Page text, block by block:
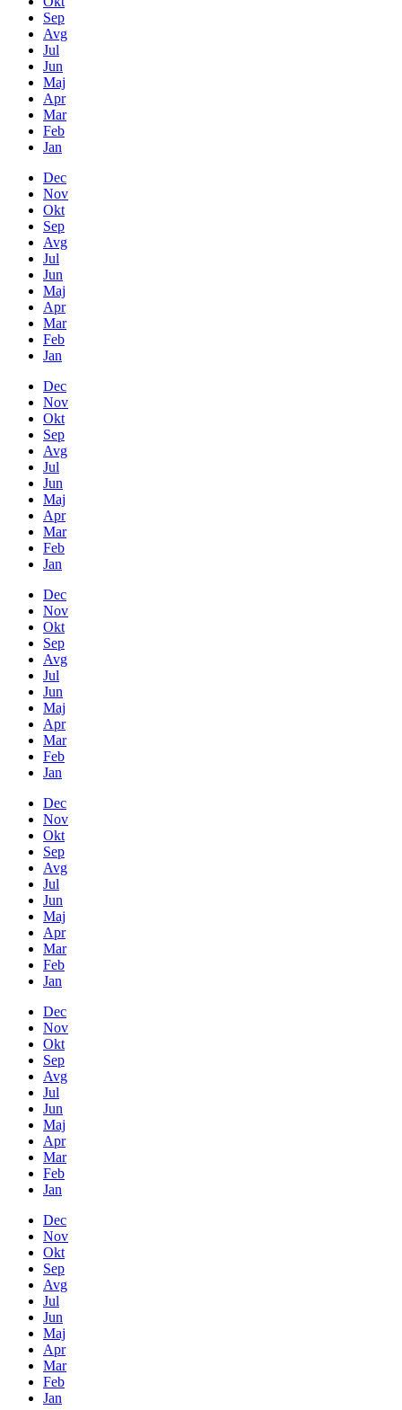
Sep
Avg
Jul
Jun
Maj
Apr
Mar
Feb
Jan
Dec
Nov
Okt
Sep
Avg
Jul
Jun
Maj
Apr
Mar
Feb
Jan
Dec
Nov
Okt
Sep
Avg
Jul
Jun
Maj
Apr
Mar
Feb
Jan
Dec
Nov
Okt
Sep
Avg
Jul
Jun
Maj
Apr
Mar
Feb
Jan
Dec
Nov
Okt
Sep
Avg
Jul
Jun
Maj
Apr
Mar
Feb
Jan
Dec
Nov
Okt
Sep
Avg
Jul
Jun
Maj
Apr
Mar
Feb
Jan
Dec
Nov
Okt
Sep
Avg
Jul
Jun
Maj
Apr
Mar
Feb
Jan